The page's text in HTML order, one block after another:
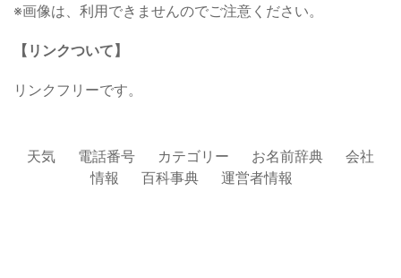
※画像は、利用できませんのでご注意ください。
【リンクついて】
リンクフリーです。
天気 電話番号 カテゴリー お名前辞典
会社
情報
百科事典 運営者情報